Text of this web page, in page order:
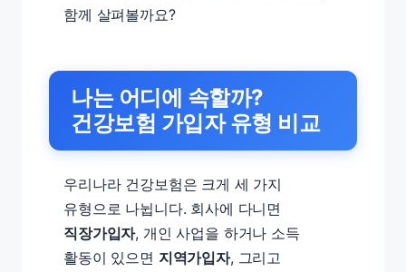
함께 살펴볼까요?
나는 어디에 속할까?
건강보험 가입자 유형 비교
우리나라 건강보험은 크게 세 가지
유형으로 나뉩니다. 회사에 다니면
직장가입자, 개인 사업을 하거나 소득
활동이 있으면 지역가입자, 그리고